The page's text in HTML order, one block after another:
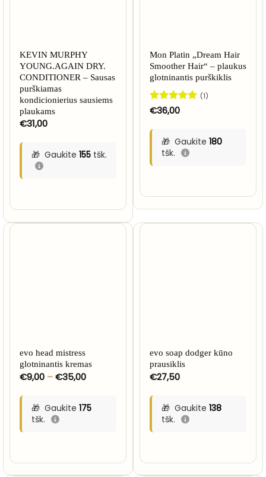
KEVIN MURPHY
YOUNG.AGAIN DRY.
CONDITIONER – Sausas
purškiamas
kondicionierius sausiems
plaukams
€31,00
Gaukite 155tšk.
Mon Platin „Dream Hair
Smoother Hair“ – plaukus
glotninantis purškiklis
Įvertinimas:
(1)
€36,00
Gaukite 180
tšk.
evo head mistress
glotninantis kremas
€9,00 – €35,00Price
through
€35,00
Gaukite 175
tšk.
evo soap dodger kūno
prausiklis
€27,50
Gaukite 138
tšk.